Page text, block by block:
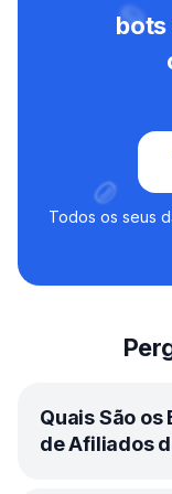
bots
Todos os seus
Quais São
de Afiliados